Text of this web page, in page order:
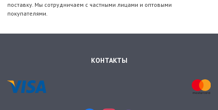
поставку. Мы сотрудничаем с частными лицами и оптовыми
покупателями.
КОНТАКТЫ